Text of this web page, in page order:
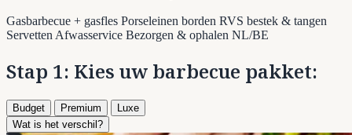
Gasbarbecue + gasfles Porseleinen borden RVS bestek & tangen
ServettenAfwasservice Bezorgen & ophalen NL/BE
Stap 1: Kies uw barbecue pakket:
Budget Premium
Luxe
Wat is het verschil?